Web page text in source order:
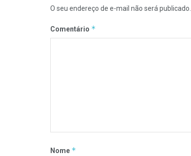
O seu endereço de e-mail não será publicado.
Comentário *
Nome *